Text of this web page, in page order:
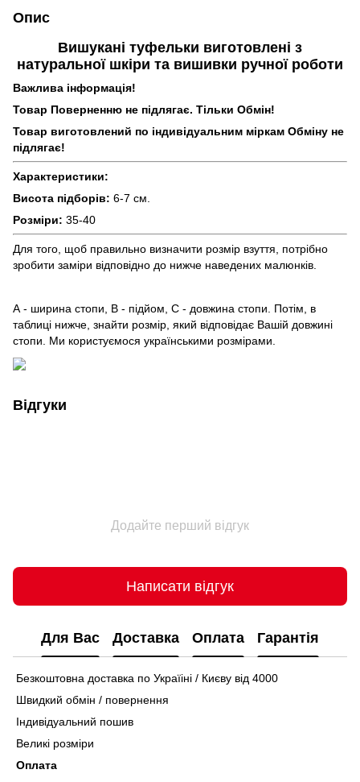
Опис
Вишукані туфельки виготовлені з
натуральної шкіри та вишивки ручної роботи
Важлива інформація!
Товар Поверненню не підлягає. Тільки Обмін!
Товар виготовлений по індивідуальним міркам Обміну не
підлягає!
Характеристики:
Висота підборів: 6-7 см.
Розміри: 35-40
Для того, щоб правильно визначити розмір взуття, потрібно
зробити заміри відповідно до нижче наведених малюнків.
А - ширина стопи, В - підйом, С - довжина стопи. Потім, в
таблиці нижче, знайти розмір, який відповідає Вашій довжині
стопи. Ми користуємося українськими розмірами.
Відгуки
Додайте перший відгук
Написати відгук
Для Вас Доставка Оплата Гарантія
Безкоштовна доставка по Україіні / Києву від 4000
Швидкий обмін / повернення
Індивідуальний пошив
Великі розміри
Оплата